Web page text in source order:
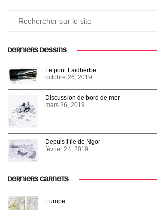
DERNIERS DESSINS
Le pont Faidherbe
octobre 26, 2019
Discussion de bord de mer
mars 26, 2019
Depuis l’île de Ngor
février 24, 2019
DERNIERS CARNETS
Europe